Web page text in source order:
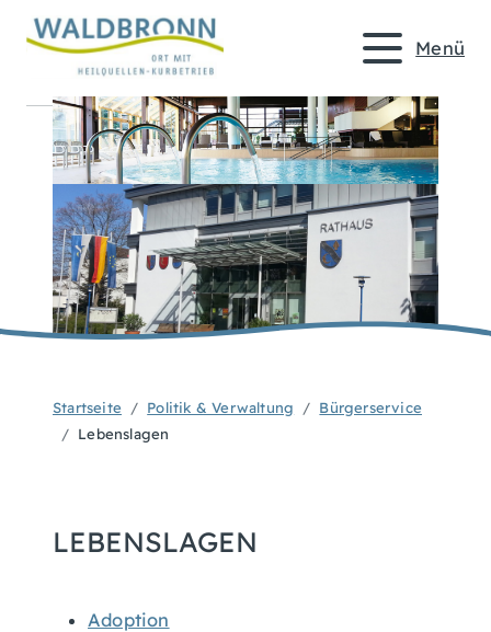
Menü
Startseite Politik & Verwaltung
Bürgerservice
Lebenslagen
LEBENSLAGEN
Adoption